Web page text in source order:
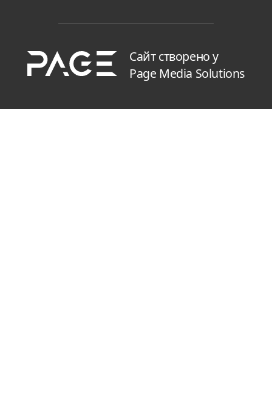
Сайт створено у
Page Media Solutions